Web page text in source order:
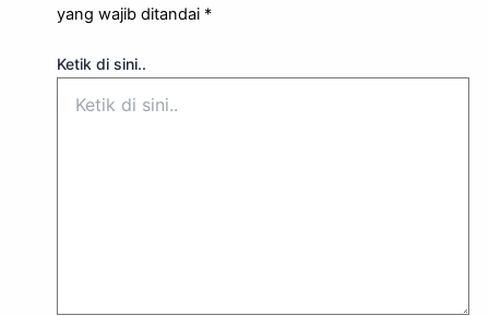
yang wajib ditandai *
Ketik di sini..